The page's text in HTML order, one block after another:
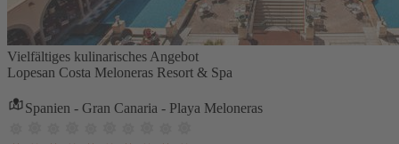
Vielfältiges kulinarisches Angebot
Lopesan Costa Meloneras Resort & Spa
Spanien - Gran Canaria - Playa Meloneras